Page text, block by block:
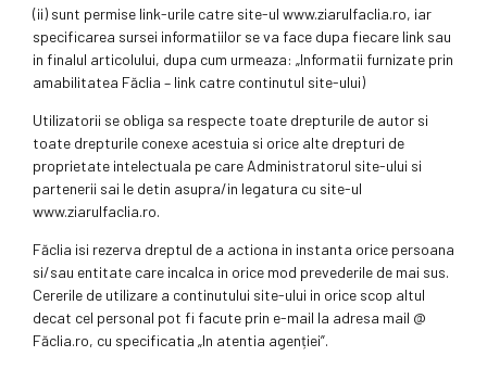
(ii) sunt permise link-urile catre site-ul www.ziarulfaclia.ro, iar
specificarea sursei informatiilor se va face dupa fiecare link sau
in finalul articolului, dupa cum urmeaza: „Informatii furnizate prin
amabilitatea Făclia – link catre continutul site-ului)
Utilizatorii se obliga sa respecte toate drepturile de autor si
toate drepturile conexe acestuia si orice alte drepturi de
proprietate intelectuala pe care Administratorul site-ului si
partenerii sai le detin asupra/in legatura cu site-ul
www.ziarulfaclia.ro.
Făclia isi rezerva dreptul de a actiona in instanta orice persoana
si/sau entitate care incalca in orice mod prevederile de mai sus.
Cererile de utilizare a continutului site-ului in orice scop altul
decat cel personal pot fi facute prin e-mail la adresa mail @
Făclia.ro, cu specificatia „In atentia agenției”.